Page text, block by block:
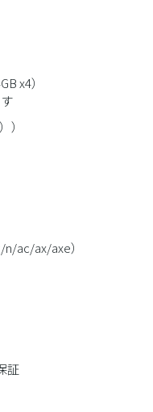
x4）
）
ac/ax/axe）
証